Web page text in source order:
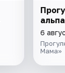
6
Мама»